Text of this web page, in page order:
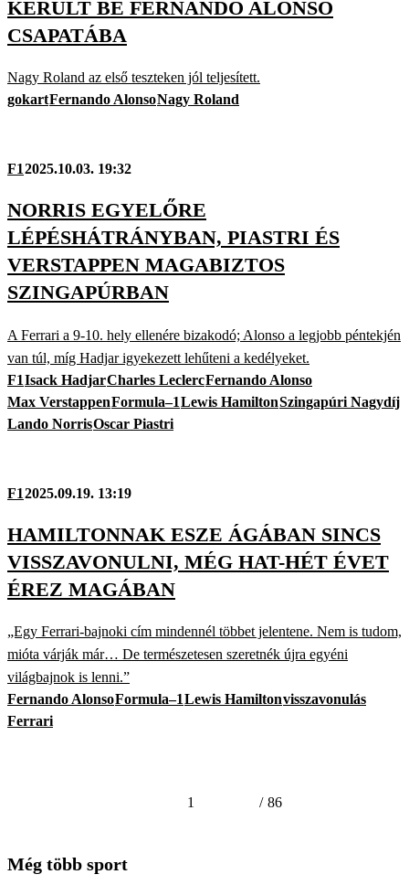
KERÜLT BE FERNANDO ALONSO
CSAPATÁBA
Nagy Roland az első teszteken jól teljesített.
gokartFernando AlonsoNagy Roland
F12025.10.03. 19:32
NORRIS EGYELŐRE
LÉPÉSHÁTRÁNYBAN, PIASTRI ÉS
VERSTAPPEN MAGABIZTOS
SZINGAPÚRBAN
A Ferrari a 9-10. hely ellenére bizakodó; Alonso a legjobb péntekjén
van túl, míg Hadjar igyekezett lehűteni a kedélyeket.
F1Isack HadjarCharles LeclercFernando Alonso
Max VerstappenFormula–1Lewis HamiltonSzingapúri Nagydíj
Lando NorrisOscar Piastri
F12025.09.19. 13:19
HAMILTONNAK ESZE ÁGÁBAN SINCS
VISSZAVONULNI, MÉG HAT-HÉT ÉVET
ÉREZ MAGÁBAN
„Egy Ferrari-bajnoki cím mindennél többet jelentene. Nem is tudom,
mióta várják már… De természetesen szeretnék újra egyéni
világbajnok is lenni.”
Fernando AlonsoFormula–1Lewis Hamiltonvisszavonulás
Ferrari
1 / 86
Még több sport